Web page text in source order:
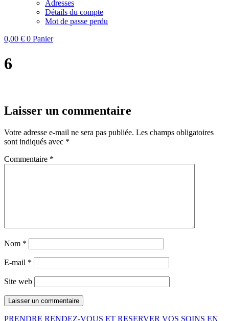
Adresses
Détails du compte
Mot de passe perdu
0,00 € 0 Panier
6
Laisser un commentaire
Votre adresse e-mail ne sera pas publiée. Les champs obligatoires
sont indiqués avec *
Commentaire *
Nom *
E-mail *
Site web
PRENDRE RENDEZ-VOUS ET RESERVER VOS SOINS EN